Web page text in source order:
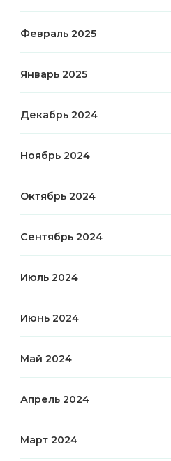
Февраль 2025
Январь 2025
Декабрь 2024
Ноябрь 2024
Октябрь 2024
Сентябрь 2024
Июль 2024
Июнь 2024
Май 2024
Апрель 2024
Март 2024